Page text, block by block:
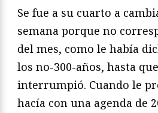
Se fue a su cuarto a
semana porque no
del mes, como le había
los no-300-años, hasta
interrumpió. Cuando le
hacía con una agenda de